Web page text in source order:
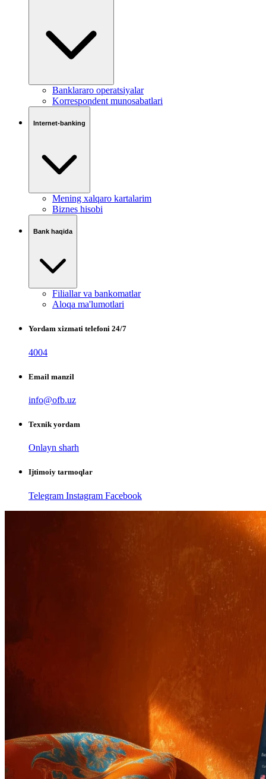
Banklararo operatsiyalar
Korrespondent munosabatlari
Internet-banking
Mening xalqaro kartalarim
Biznes hisobi
Bank haqida
Filiallar va bankomatlar
Aloqa ma'lumotlari
Yordam xizmati telefoni 24/7
4004
Email manzil
info@ofb.uz
Texnik yordam
Onlayn sharh
Ijtimoiy tarmoqlar
Telegram Instagram Facebook